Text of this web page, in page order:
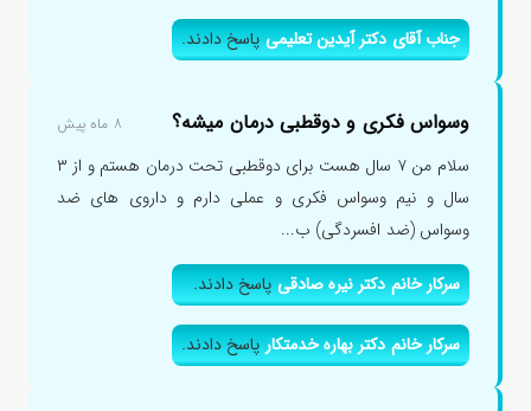
جناب آقای دکتر آیدین تعلیمیپاسخ دادند.
وسواس فکری و دوقطبی درمان میشه؟ ۸ ماه پیش
سلام من ۷ سال هست برای دوقطبی تحت درمان هستم و از ۳
سال و نیم وسواس فکری و عملی دارم و داروی های ضد
وسواس (ضد افسردگی) ب...
سرکار خانم دکتر نیره صادقیپاسخ دادند.
سرکار خانم دکتر بهاره خدمتکارپاسخ دادند.